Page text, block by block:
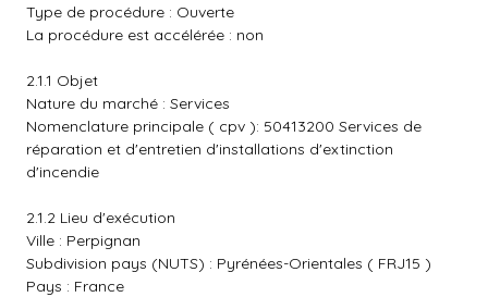
Type de procédure : Ouverte
La procédure est accélérée : non
2.1.1 Objet
Nature du marché : Services
Nomenclature principale ( cpv ): 50413200 Services de
réparation et d'entretien d'installations d'extinction
d'incendie
2.1.2 Lieu d'exécution
Ville : Perpignan
Subdivision pays (NUTS) : Pyrénées-Orientales ( FRJ15 )
Pays : France